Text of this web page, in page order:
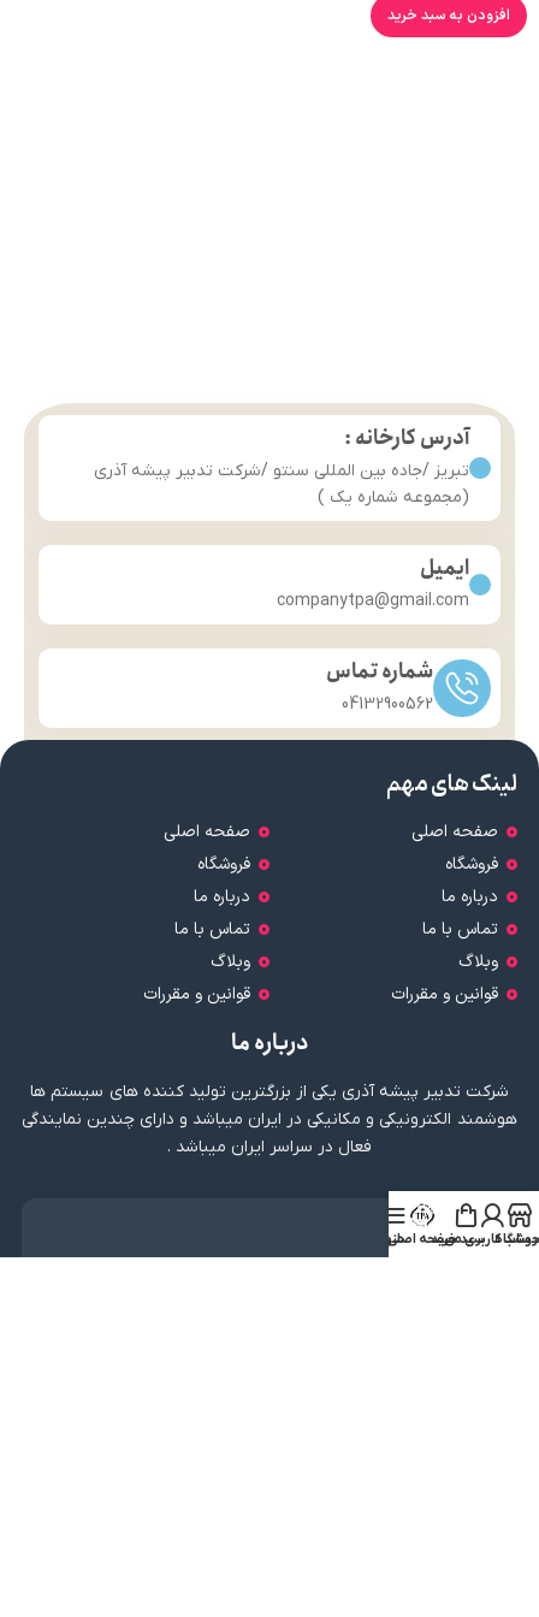
افزودن به سبد خرید
آدرس کارخانه :
تبریز /جاده بین المللی سنتو /شرکت تدبیر پیشه آذری
(مجموعه شماره یک )
ایمیل
companytpa@gmail.com
شماره تماس
04132900562
لینک های مهم
صفحه اصلی
فروشگاه
درباره ما
تماس با ما
وبلاگ
قوانین و مقررات
صفحه اصلی
فروشگاه
درباره ما
تماس با ما
وبلاگ
قوانین و مقررات
درباره ما
شرکت تدبیر پیشه آذری یکی از بزرگترین تولید کننده های سیستم ها
هوشمند الکترونیکی و مکانیکی در ایران میباشد و دارای چندین نمایندگی
فعال در سراسر ایران میباشد .
دریافت اپلیکیشن
حساب کاربری من
سبد خریدصفحه اصلی
منو